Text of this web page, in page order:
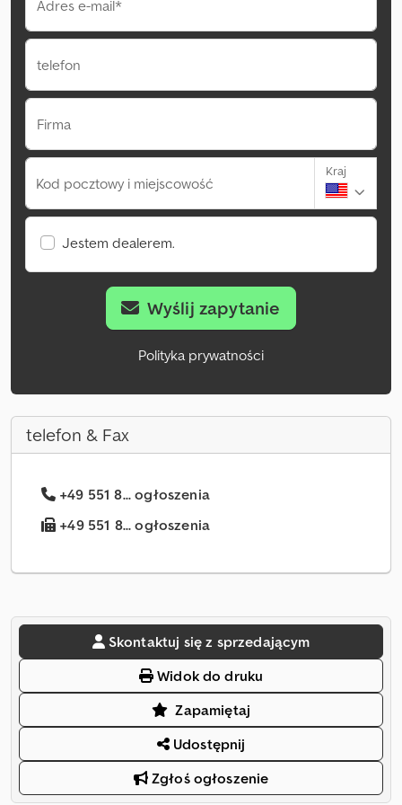
Adres e-mail*
telefon
Firma
Kod pocztowy i miejscowość
Kraj
Jestem dealerem.
Wyślij zapytanie
Polityka prywatności
telefon & Fax
+49 551 8... ogłoszenia
+49 551 8... ogłoszenia
Skontaktuj się z sprzedającym
Widok do druku
Zapamiętaj
Udostępnij
Zgłoś ogłoszenie